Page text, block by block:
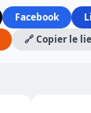
Facebook
🔗 Copier le